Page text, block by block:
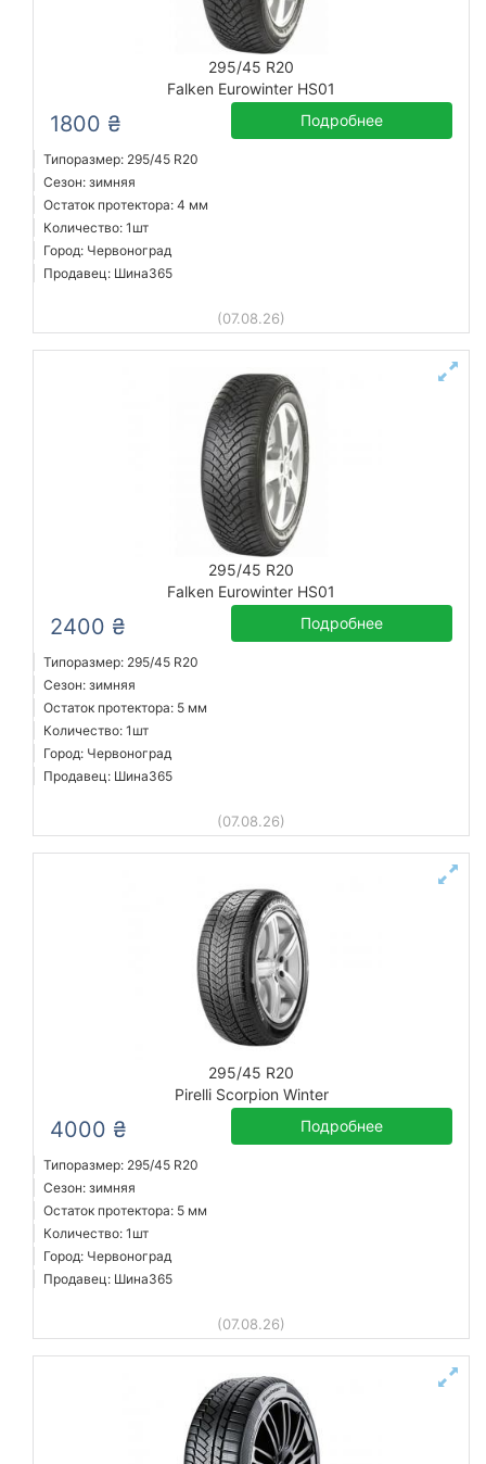
295/45 R20
Falken Eurowinter HS01
1800 ₴ Подробнее
Типоразмер: 295/45 R20
Сезон: зимняя
Остаток протектора: 4 мм
Количество: 1шт
Город: Червоноград
Продавец: Шина365
(07.08.26)
295/45 R20
Falken Eurowinter HS01
2400 ₴ Подробнее
Типоразмер: 295/45 R20
Сезон: зимняя
Остаток протектора: 5 мм
Количество: 1шт
Город: Червоноград
Продавец: Шина365
(07.08.26)
295/45 R20
Pirelli Scorpion Winter
4000 ₴ Подробнее
Типоразмер: 295/45 R20
Сезон: зимняя
Остаток протектора: 5 мм
Количество: 1шт
Город: Червоноград
Продавец: Шина365
(07.08.26)